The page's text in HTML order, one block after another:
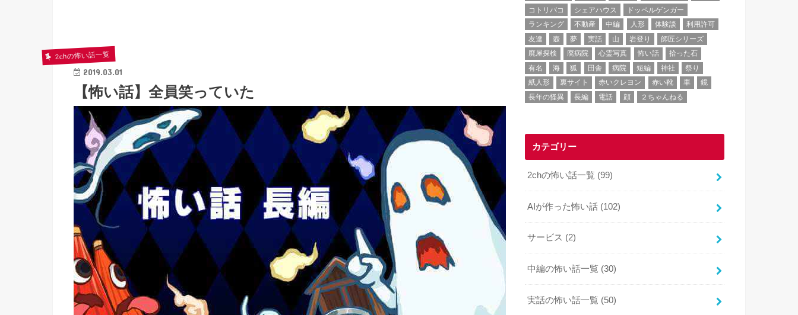
2chの怖い話一覧
2019.03.01
【怖い話】全員笑っていた
コトリバコ
シェアハウス
ドッペルゲンガー
ランキング
不動産 中編 人形 体験談
利用許可
友達
壺 夢 実話 山 岩登り
師匠シリーズ
廃屋探検
廃病院 心霊写真 怖い話
拾った石
有名
海 狐 田舎 病院 短編 神社
祭り
紙人形
裏サイト 赤いクレヨン 赤い靴 車
鏡
長年の怪異
長編 電話 顔 ２ちゃんねる
カテゴリー
2chの怖い話一覧 (99)
AIが作った怖い話 (102)
サービス (2)
中編の怖い話一覧 (30)
実話の怖い話一覧 (50)